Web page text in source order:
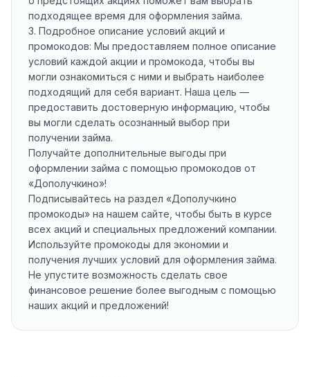
подходящее время для оформления займа.
3. Подробное описание условий акций и
промокодов: Мы предоставляем полное описание
условий каждой акции и промокода, чтобы вы
могли ознакомиться с ними и выбрать наиболее
подходящий для себя вариант. Наша цель —
предоставить достоверную информацию, чтобы
вы могли сделать осознанный выбор при
получении займа.
Получайте дополнительные выгоды при
оформлении займа с помощью промокодов от
«Дополучкино»!
Подписывайтесь на раздел «Дополучкино
промокоды» на нашем сайте, чтобы быть в курсе
всех акций и специальных предложений компании.
Используйте промокоды для экономии и
получения лучших условий для оформления займа.
Не упустите возможность сделать свое
финансовое решение более выгодным с помощью
наших акций и предложений!